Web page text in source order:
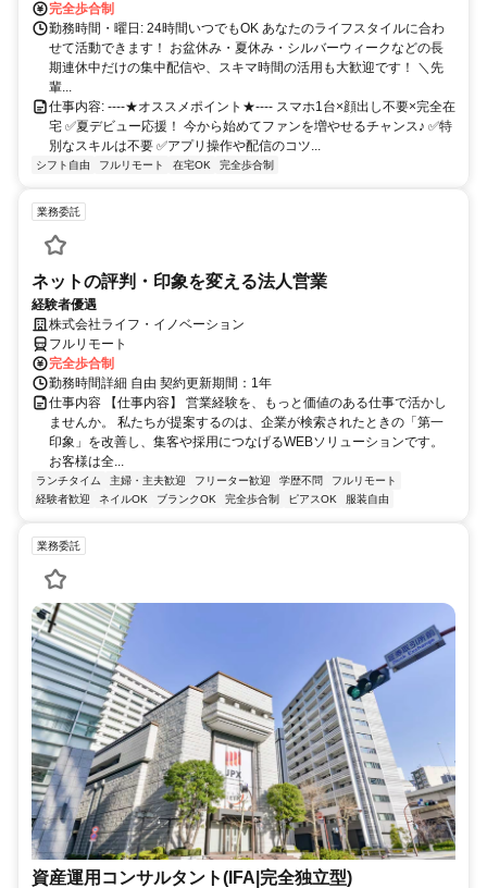
完全歩合制
勤務時間・曜日: 24時間いつでもOK あなたのライフスタイルに合わ
せて活動できます！ お盆休み・夏休み・シルバーウィークなどの長
期連休中だけの集中配信や、スキマ時間の活用も大歓迎です！ ＼先
輩...
仕事内容: ----★オススメポイント★---- スマホ1台×顔出し不要×完全在
宅 ✅️夏デビュー応援！ 今から始めてファンを増やせるチャンス♪ ✅️特
別なスキルは不要 ✅️アプリ操作や配信のコツ...
シフト自由 フルリモート 在宅OK 完全歩合制
業務委託
ネットの評判・印象を変える法人営業
経験者優遇
株式会社ライフ・イノベーション
フルリモート
完全歩合制
勤務時間詳細 自由 契約更新期間：1年
仕事内容 【仕事内容】 営業経験を、もっと価値のある仕事で活かし
ませんか。 私たちが提案するのは、企業が検索されたときの「第一
印象」を改善し、集客や採用につなげるWEBソリューションです。
お客様は全...
ランチタイム 主婦・主夫歓迎 フリーター歓迎 学歴不問
フルリモート
経験者歓迎
ネイルOK ブランクOK 完全歩合制 ピアスOK 服装自由
業務委託
資産運用コンサルタント(IFA|完全独立型)